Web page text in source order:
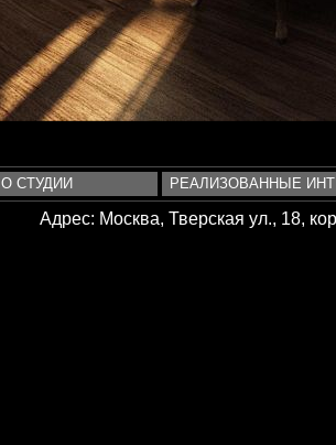
О СТУДИИ РЕАЛИЗОВАННЫЕ
Адрес: Москва, Тверская ул., 18,